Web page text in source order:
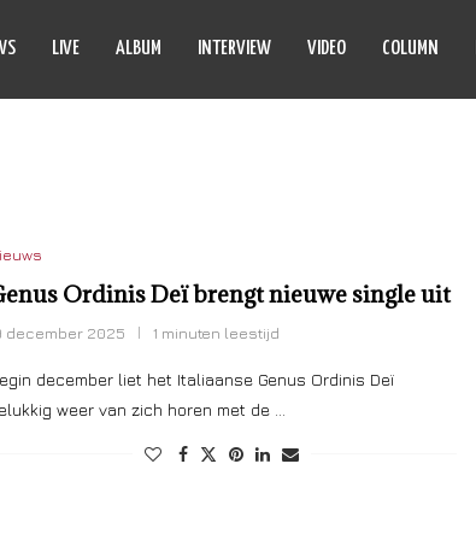
LIVE ALBUM INTERVIEW VIDEO COLUMN
Ordinis Deï brengt nieuwe single uit
december 2025 1 minuten leestijd
december liet het Italiaanse Genus Ordinis Deï
weer van zich horen met de …